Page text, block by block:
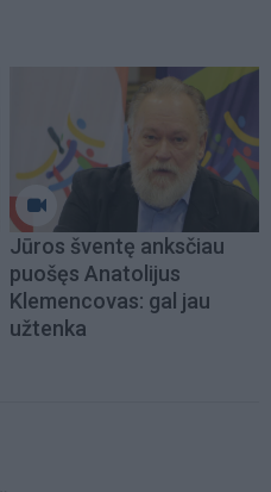
Jūros šventę anksčiau
puošęs Anatolijus
Klemencovas: gal jau
užtenka